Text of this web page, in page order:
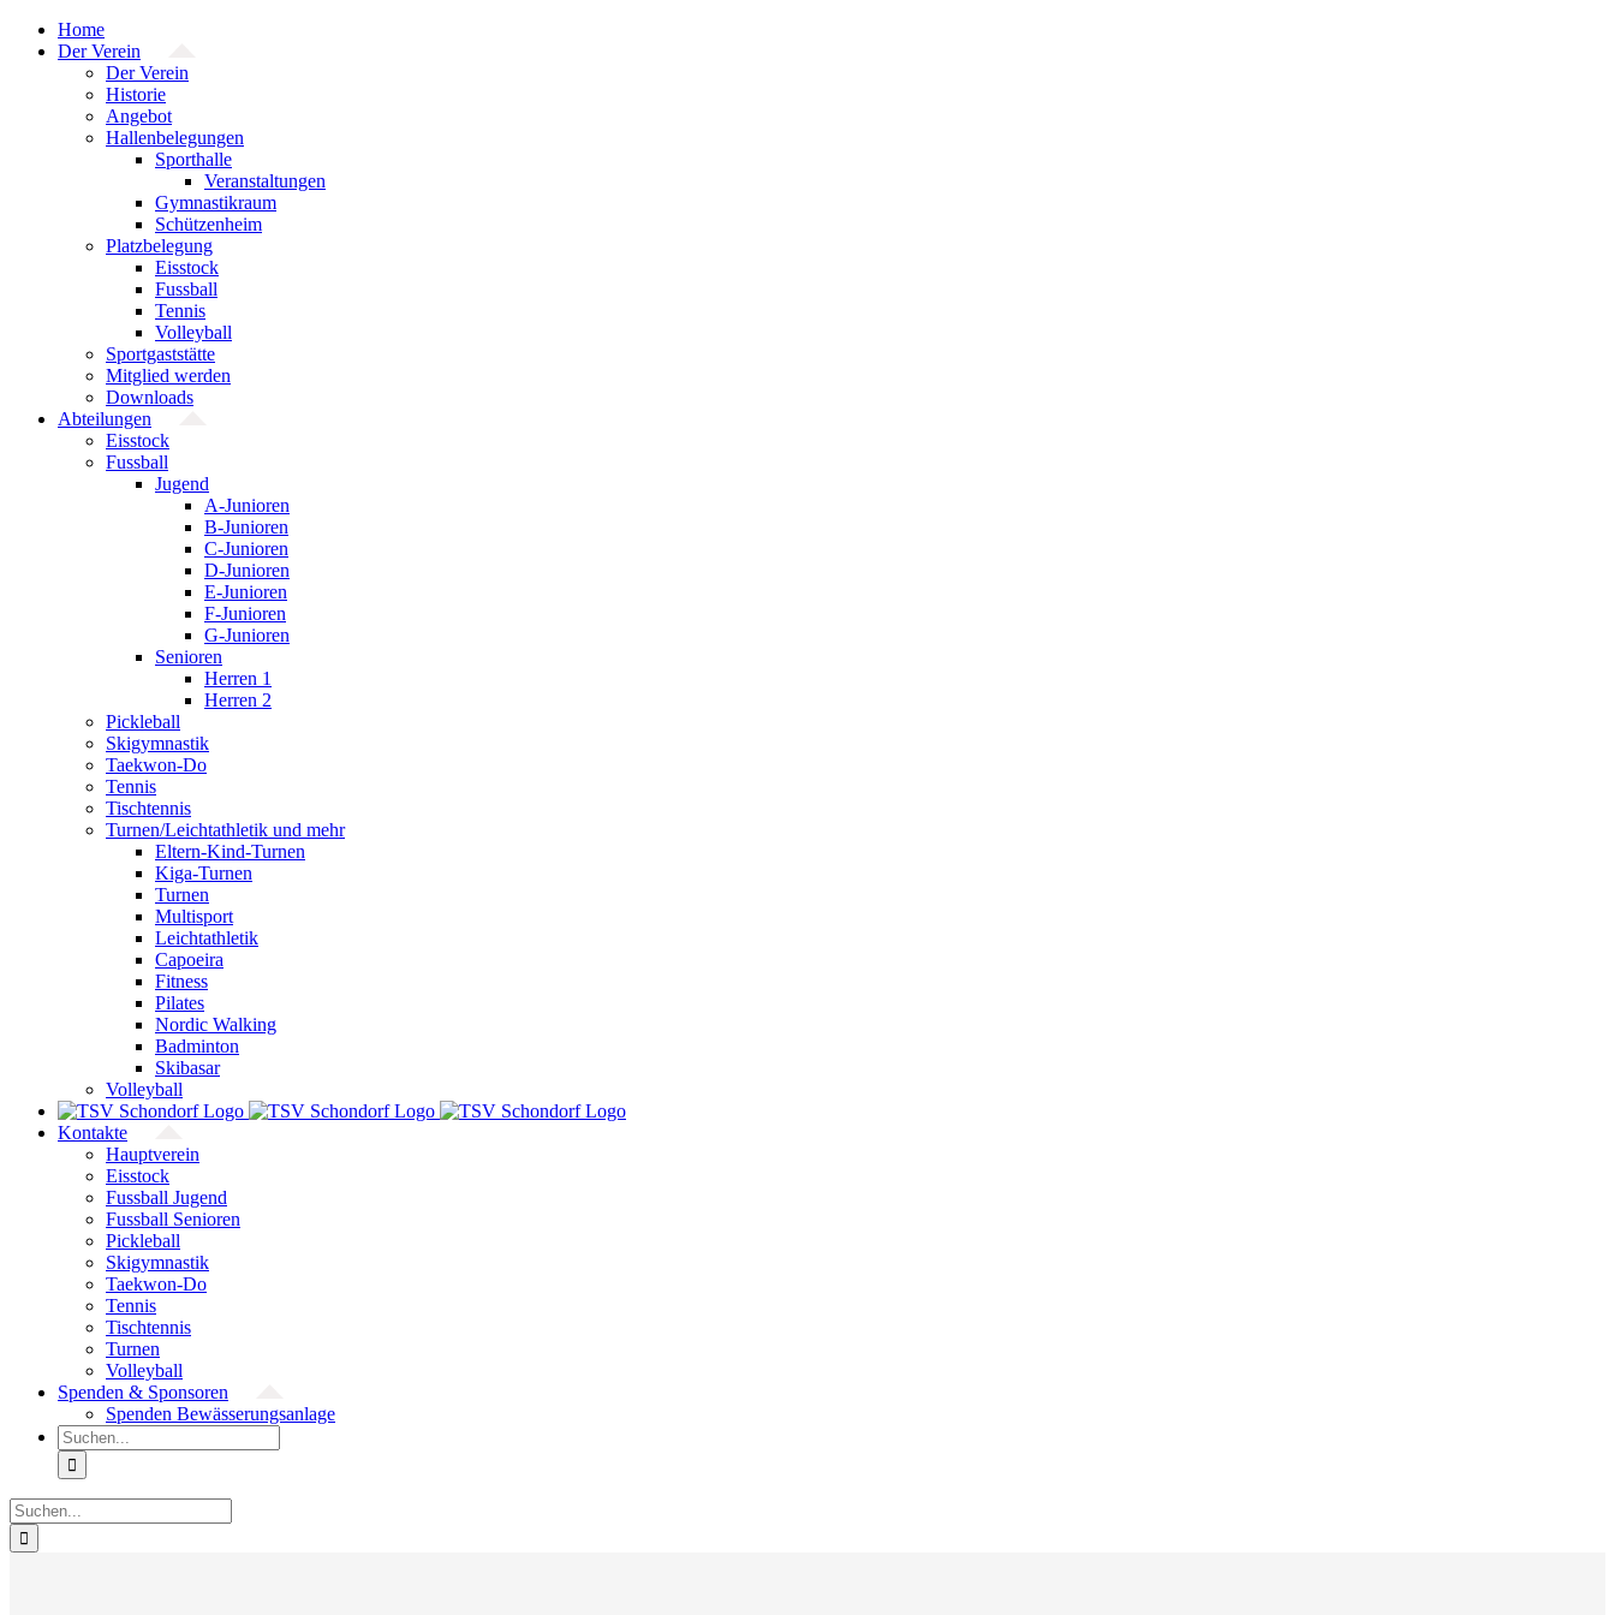
Zum
Inhalt
Home
Der Verein
Der Verein
Historie
Angebot
Hallenbelegungen
Sporthalle
Veranstaltungen
Gymnastikraum
Schützenheim
Platzbelegung
Eisstock
Fussball
Tennis
Volleyball
Sportgaststätte
Mitglied werden
Downloads
Abteilungen
Eisstock
Fussball
Jugend
A-Junioren
B-Junioren
C-Junioren
D-Junioren
E-Junioren
F-Junioren
G-Junioren
Senioren
Herren 1
Herren 2
Pickleball
Skigymnastik
Taekwon-Do
Tennis
Tischtennis
Turnen/Leichtathletik und mehr
Eltern-Kind-Turnen
Kiga-Turnen
Turnen
Multisport
Leichtathletik
Capoeira
Fitness
Pilates
Nordic Walking
Badminton
Skibasar
Volleyball
Kontakte
Hauptverein
Eisstock
Fussball Jugend
Fussball Senioren
Pickleball
Skigymnastik
Taekwon-Do
Tennis
Tischtennis
Turnen
Volleyball
Spenden & Sponsoren
Spenden Bewässerungsanlage
Suche
nach:
Suche
nach: